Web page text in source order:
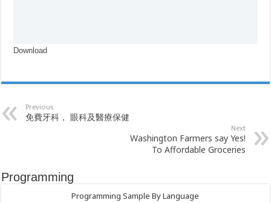
Download
Previous
免費牙科， 眼科及醫療保健
Next
Washington Farmers say Yes!
To Affordable Groceries
Programming
Programming Sample By Language